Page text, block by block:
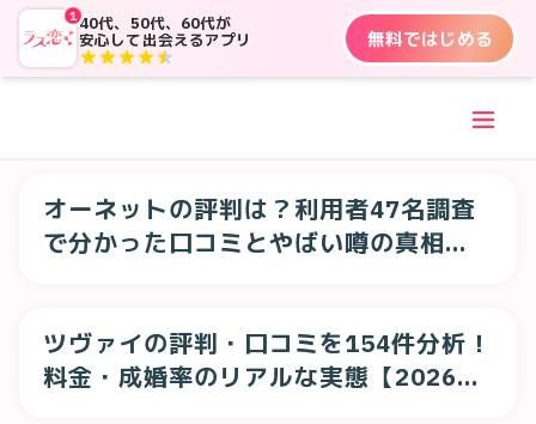
140代、50代、60代が
安心して出会えるアプリ
無料ではじめる
オーネットの評判は？利用者47名調査
で分かった口コミとやばい噂の真相
ツヴァイの評判・口コミを154件分析！
料金・成婚率のリアルな実態【2026年